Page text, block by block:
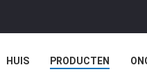
HUIS PRODUCTEN